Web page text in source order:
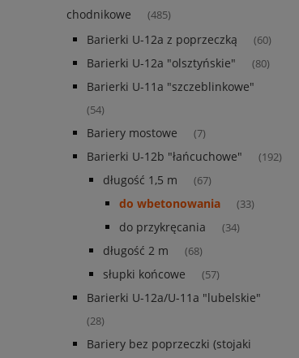
chodnikowe
(485)
Barierki U-12a z poprzeczką (60)
Barierki U-12a "olsztyńskie" (80)
Barierki U-11a "szczeblinkowe"
(54)
Bariery mostowe (7)
Barierki U-12b "łańcuchowe" (192)
długość 1,5 m (67)
do wbetonowania (33)
do przykręcania (34)
długość 2 m (68)
słupki końcowe (57)
Barierki U-12a/U-11a "lubelskie"
(28)
Bariery bez poprzeczki (stojaki